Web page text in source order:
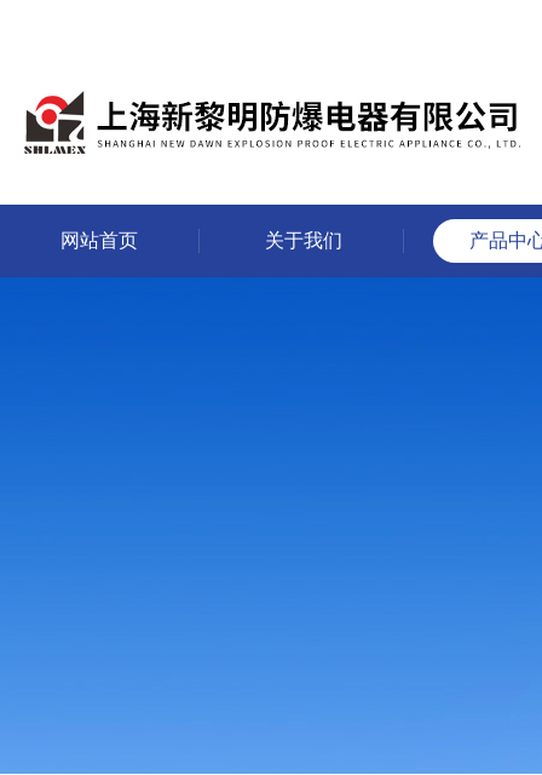
网站首页 关于我们 产品中